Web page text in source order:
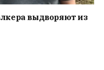
выдворяют из